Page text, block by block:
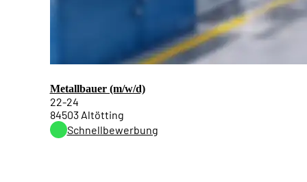
Metallbauer (m/w/d)
22-24
84503 Altötting
Schnellbewerbung